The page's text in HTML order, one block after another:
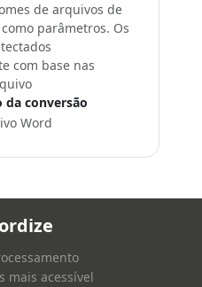
de arquivos de
parâmetros. Os
com base nas
conversão
Word
mais acessível